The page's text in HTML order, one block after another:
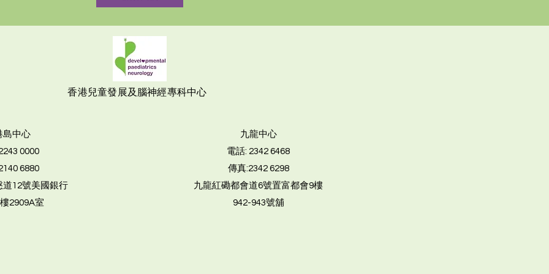
​香港兒童發展及腦神經專科中心
島中心
0000
6880
12號美國銀行
2909A室
九龍中心
電話: 2342 6468
傳真​:2342 6298
九龍紅磡都會道6號置富都會9樓
942-943號舖